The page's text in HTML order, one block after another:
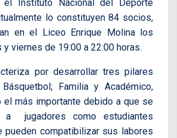
el Instituto Nacional del Deporte
lo constituyen 84 socios,
en el Liceo Enrique Molina los
y viernes de 19:00 a 22:00 horas.
por desarrollar tres pilares
Básquetbol; Familia y Académico,
el más importante debido a que se
a jugadores como estudiantes
pueden compatibilizar sus labores